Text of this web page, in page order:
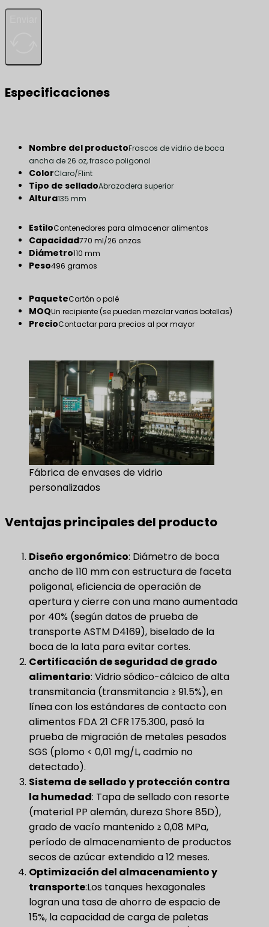
Especificaciones
Nombre del productoFrascos de vidrio de boca
ancha de 26 oz, frasco poligonal
ColorClaro/Flint
Tipo de selladoAbrazadera superior
Altura135 mm
EstiloContenedores para almacenar alimentos
Capacidad770 ml/26 onzas
Diámetro110 mm
Peso496 gramos
PaqueteCartón o palé
MOQUn recipiente (se pueden mezclar varias botellas)
PrecioContactar para precios al por mayor
Fábrica de envases de vidrio
personalizados
Ventajas principales del producto
Diseño ergonómico​: Diámetro de boca
ancho de 110 mm con estructura de faceta
poligonal, eficiencia de operación de
apertura y cierre con una mano aumentada
por 40% (según datos de prueba de
transporte ASTM D4169), biselado de la
boca de la lata para evitar cortes.
Certificación de seguridad de grado
alimentario​: Vidrio sódico-cálcico de alta
transmitancia (transmitancia ≥ 91.5%), en
línea con los estándares de contacto con
alimentos FDA 21 CFR 175.300, pasó la
prueba de migración de metales pesados ​​
SGS (plomo < 0,01 mg/L, cadmio no
detectado).
Sistema de sellado y protección contra
la humedad​: Tapa de sellado con resorte
(material PP alemán, dureza Shore 85D),
grado de vacío mantenido ≥ 0,08 MPa,
período de almacenamiento de productos
secos de azúcar extendido a 12 meses.
Optimización del almacenamiento y
transporte​:Los tanques hexagonales
logran una tasa de ahorro de espacio de
15%, la capacidad de carga de paletas